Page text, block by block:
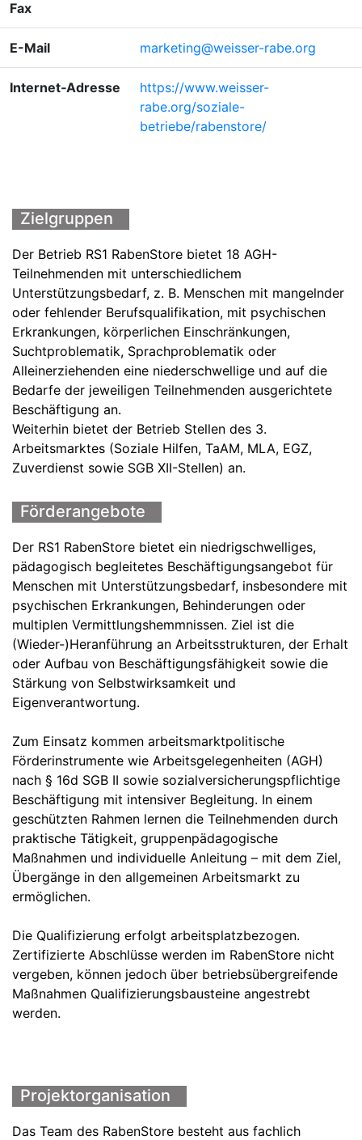
Fax
E-Mail marketing@weisser-rabe.org
Internet‑Adresse
https://www.weisser-
rabe.org/soziale-
betriebe/rabenstore/
Zielgruppen
Der Betrieb RS1 RabenStore bietet 18 AGH-
Teilnehmenden mit unterschiedlichem
Unterstützungsbedarf, z. B. Menschen mit mangelnder
oder fehlender Berufsqualifikation, mit psychischen
Erkrankungen, körperlichen Einschränkungen,
Suchtproblematik, Sprachproblematik oder
Alleinerziehenden eine niederschwellige und auf die
Bedarfe der jeweiligen Teilnehmenden ausgerichtete
Beschäftigung an.
Weiterhin bietet der Betrieb Stellen des 3.
Arbeitsmarktes (Soziale Hilfen, TaAM, MLA, EGZ,
Zuverdienst sowie SGB XII-Stellen) an.
Förderangebote
Der RS1 RabenStore bietet ein niedrigschwelliges,
pädagogisch begleitetes Beschäftigungsangebot für
Menschen mit Unterstützungsbedarf, insbesondere mit
psychischen Erkrankungen, Behinderungen oder
multiplen Vermittlungshemmnissen. Ziel ist die
(Wieder-)Heranführung an Arbeitsstrukturen, der Erhalt
oder Aufbau von Beschäftigungsfähigkeit sowie die
Stärkung von Selbstwirksamkeit und
Eigenverantwortung.
Zum Einsatz kommen arbeitsmarktpolitische
Förderinstrumente wie Arbeitsgelegenheiten (AGH)
nach § 16d SGB II sowie sozialversicherungspflichtige
Beschäftigung mit intensiver Begleitung. In einem
geschützten Rahmen lernen die Teilnehmenden durch
praktische Tätigkeit, gruppenpädagogische
Maßnahmen und individuelle Anleitung – mit dem Ziel,
Übergänge in den allgemeinen Arbeitsmarkt zu
ermöglichen.
Die Qualifizierung erfolgt arbeitsplatzbezogen.
Zertifizierte Abschlüsse werden im RabenStore nicht
vergeben, können jedoch über betriebsübergreifende
Maßnahmen Qualifizierungsbausteine angestrebt
werden.
Projektorganisation
Das Team des RabenStore besteht aus fachlich